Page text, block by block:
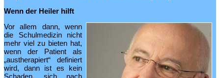
Wenn der Heiler hilft
Vor allem dann, wenn
die Schulmedizin nicht
mehr viel zu bieten hat,
wenn der Patient als
„austherapiert“ definiert
wird, dann ist es kein
Schaden, sich nach